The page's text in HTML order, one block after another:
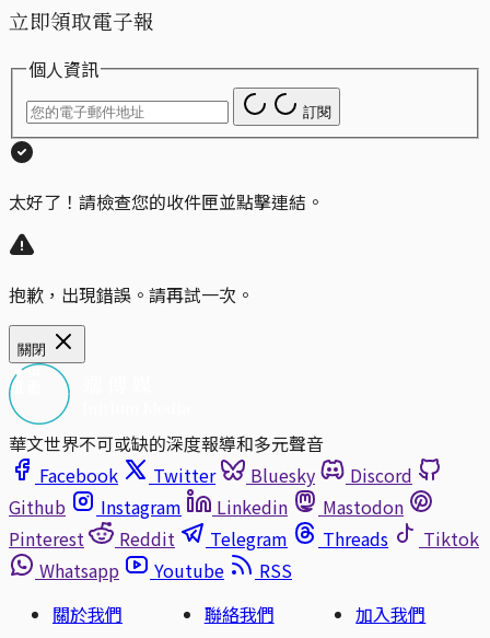
立即領取電子報
個人資訊
訂閱
太好了！請檢查您的收件匣並點擊連結。
抱歉，出現錯誤。請再試一次。
關閉
華文世界不可或缺的深度報導和多元聲音
Facebook
Twitter Bluesky
Discord
Github
Instagram Linkedin
Mastodon
Pinterest
Reddit Telegram Threads
Tiktok
Whatsapp
Youtube
RSS
關於我們
聯絡我們 加入我們